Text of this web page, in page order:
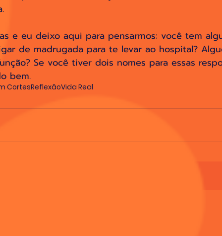
e eu deixo aqui para pensarmos: você tem
de madrugada para te levar ao hospital?
Se você tiver dois nomes para essas
bem.
CortesReflexãoVida Real